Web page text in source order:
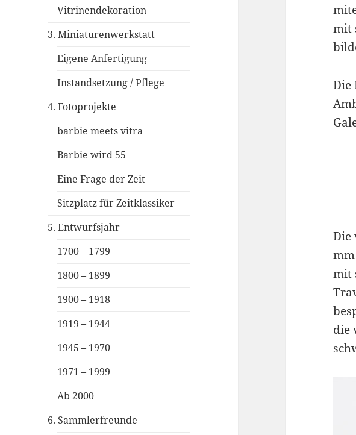
Vitrinendekoration
3. Miniaturenwerkstatt
Eigene Anfertigung
Instandsetzung / Pflege
4. Fotoprojekte
barbie meets vitra
Barbie wird 55
Eine Frage der Zeit
Sitzplatz für Zeitklassiker
5. Entwurfsjahr
1700 – 1799
1800 – 1899
1900 – 1918
1919 – 1944
1945 – 1970
1971 – 1999
Ab 2000
6. Sammlerfreunde
mit
Die
Die
mit
die